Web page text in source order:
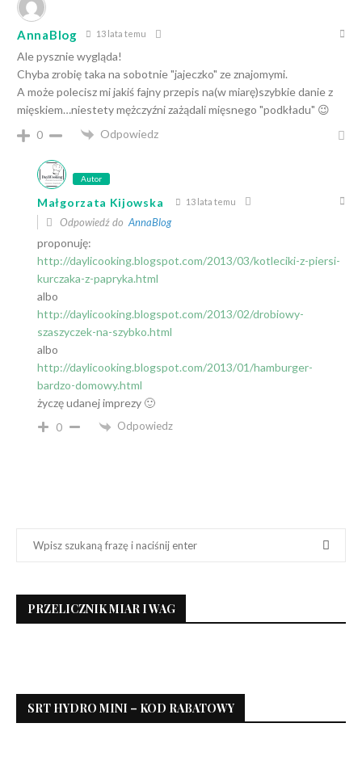
AnnaBlog 13 lata temu
Ale pysznie wygląda!
Chyba zrobię taka na sobotnie "jajeczko" ze znajomymi.
A może polecisz mi jakiś fajny przepis na(w miarę)szybkie danie z
mięskiem…niestety mężczyźni zażądali mięsnego "podkładu" 😉
0
Odpowiedz
Autor
Małgorzata Kijowska 13 lata temu
Odpowiedź doAnnaBlog
proponuję:
http://daylicooking.blogspot.com/2013/03/kotleciki-z-piersi-
kurczaka-z-papryka.html
albo
http://daylicooking.blogspot.com/2013/02/drobiowy-
szaszyczek-na-szybko.html
albo
http://daylicooking.blogspot.com/2013/01/hamburger-
bardzo-domowy.html
życzę udanej imprezy 🙂
0 Odpowiedz
PRZELICZNIK MIAR I WAG
SRT HYDRO MINI – KOD RABATOWY